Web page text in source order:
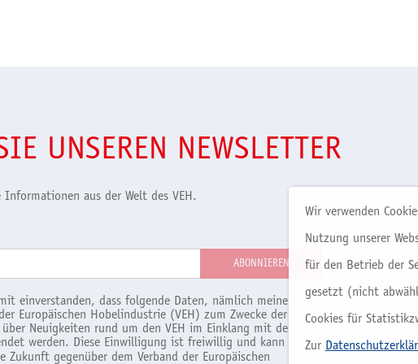
UNSEREN NEWSLETTER
Informationen aus der Welt des VEH.
einverstanden, dass folgende Daten, nämlich meine E-
Europäischen Hobelindustrie (VEH) zum Zwecke der
Neuigkeiten rund um den VEH im Einklang mit der
werden. Diese Einwilligung ist freiwillig und kann
gegenüber dem Verband der Europäischen
Wir verwenden
Nutzung unserer
für den Betrieb der
gesetzt (nicht
Cookies für
Zur